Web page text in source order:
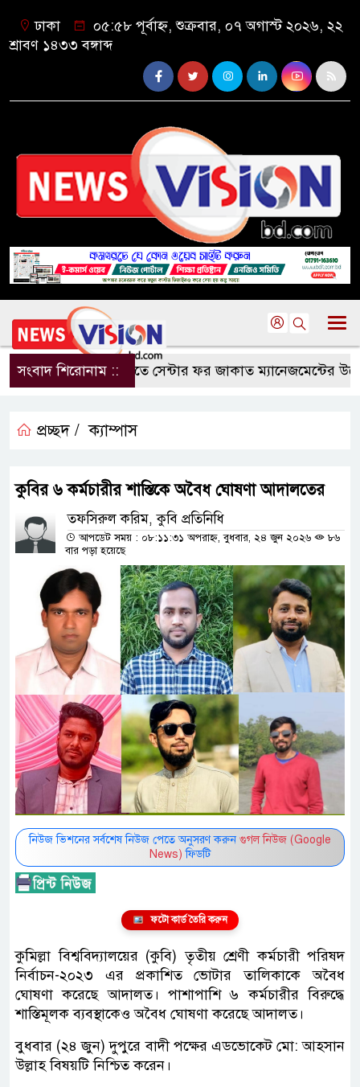
ঢাকা
০৫:৫৮ পূর্বাহ্ন, শুক্রবার, ০৭ অগাস্ট ২০২৬, ২২
শ্রাবণ ১৪৩৩ বঙ্গাব্দ
সংবাদ শিরোনাম ::কুবিতে সেন্টার ফর জাকাত ম্যানেজমেন্টের
প্রচ্ছদ / ক্যাম্পাস
কুবির ৬ কর্মচারীর শাস্তিকে অবৈধ ঘোষণা আদালতের
তফসিরুল করিম, কুবি প্রতিনিধি
আপডেট সময় : ০৮:১১:৩১ অপরাহ্ন, বুধবার, ২৪ জুন ২০২৬
৮৬
বার পড়া হয়েছে
নিউজ ভিশনের সর্বশেষ নিউজ পেতে অনুসরণ করুন গুগল নিউজ (Google
News) ফিডটি
ফটো কার্ড তৈরি করুন
কুমিল্লা বিশ্ববিদ্যালয়ের (কুবি) তৃতীয় শ্রেণী কর্মচারী পরিষদ
নির্বাচন-২০২৩ এর প্রকাশিত ভোটার তালিকাকে অবৈধ
ঘোষণা করেছে আদালত। পাশাপাশি ৬ কর্মচারীর বিরুদ্ধে
শাস্তিমূলক ব্যবস্থাকেও অবৈধ ঘোষণা করেছে আদালত।
বুধবার (২৪ জুন) দুপুরে বাদী পক্ষের এডভোকেট মো: আহসান
উল্লাহ বিষয়টি নিশ্চিত করেন।